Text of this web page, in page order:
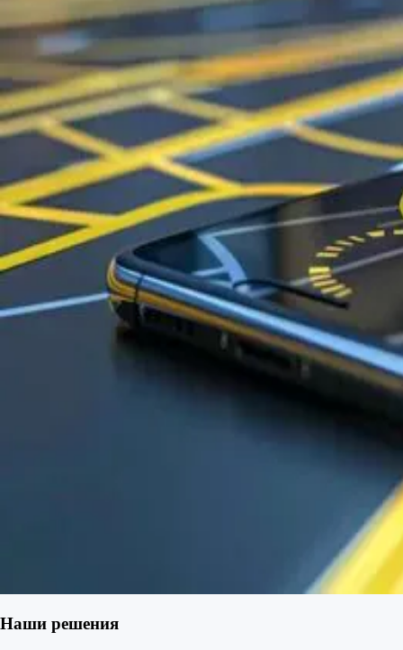
Наши решения